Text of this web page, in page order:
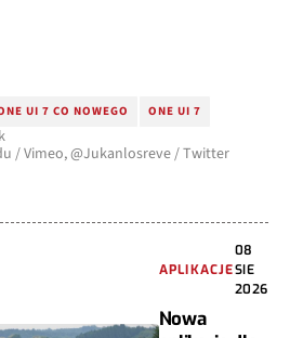
UI 7 CO NOWEGO ONE UI 7
/ Vimeo, @Jukanlosreve / Twitter
APLIKACJE
08
SIE
2026
Nowa